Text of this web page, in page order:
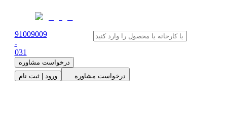
91009009
-
031
درخواست مشاوره
ورود | ثبت نام
درخواست مشاوره